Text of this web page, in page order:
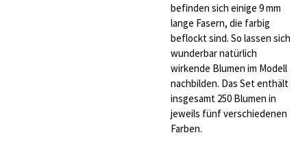
befinden sich einige 9 mm
lange Fasern, die farbig
beflockt sind. So lassen sich
wunderbar natürlich
wirkende Blumen im Modell
nachbilden. Das Set enthält
insgesamt 250 Blumen in
jeweils fünf verschiedenen
Farben.